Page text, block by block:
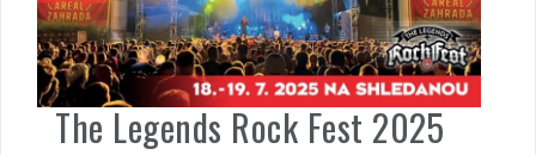
The Legends Rock Fest 2025